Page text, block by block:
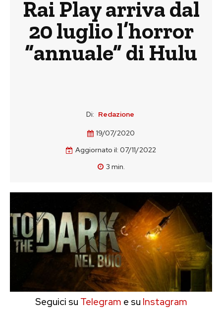
Rai Play arriva dal
20 luglio l’horror
“annuale” di Hulu
Di: Redazione
19/07/2020
Aggiornato il: 07/11/2022
3 min.
Seguici su Telegram e su Instagram